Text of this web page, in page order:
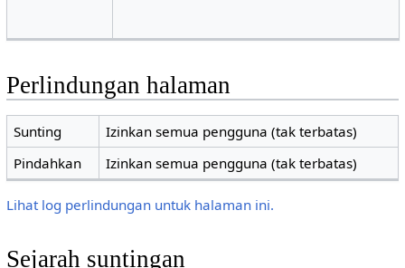
Perlindungan halaman
Sunting
Izinkan semua pengguna (tak terbatas)
Pindahkan
Izinkan semua pengguna (tak terbatas)
Lihat log perlindungan untuk halaman ini.
Sejarah suntingan